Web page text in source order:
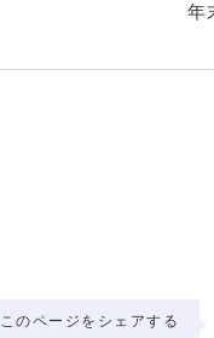
年
このページをシェアする